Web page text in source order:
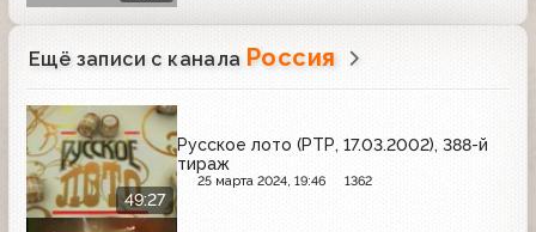
Ещё записи с канала Россия
49:27
Русское лото (РТР, 17.03.2002), 388-й
тираж
25 марта 2024, 19:46 1362